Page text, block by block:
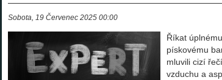
Sobota, 19 Červenec 2025 00:00
Říkat
pískovému
mluvili cizí
vzduchu a